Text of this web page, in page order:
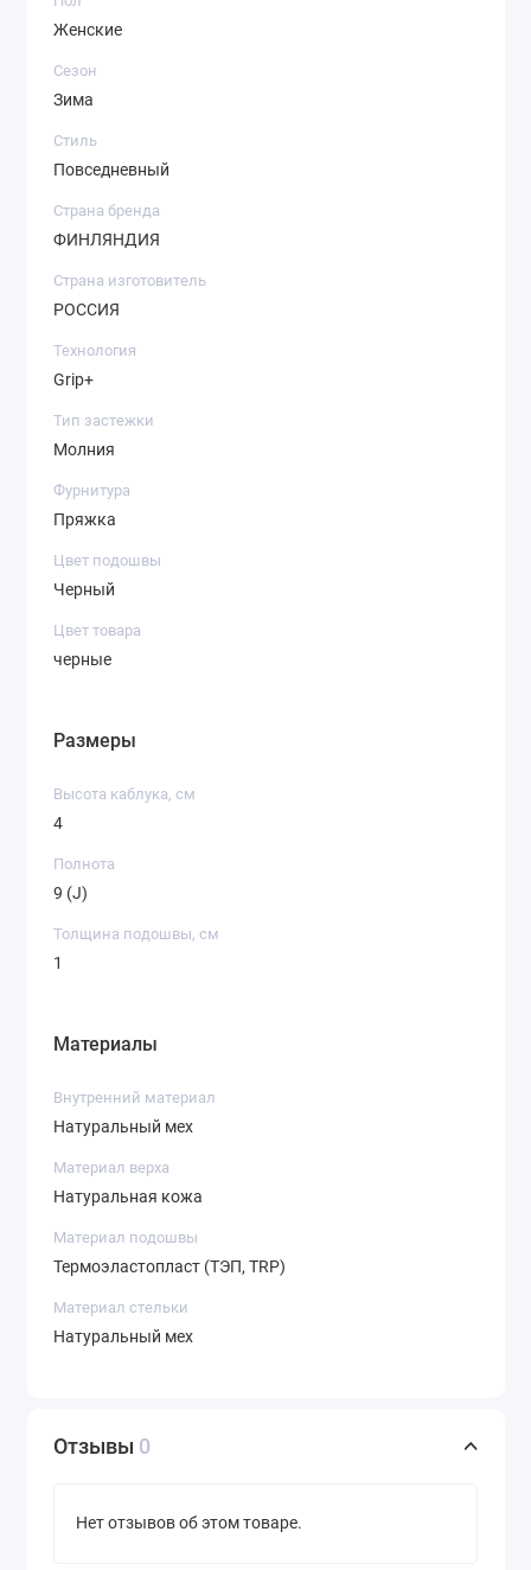
Женские
Сезон
Зима
Стиль
Повседневный
Страна бренда
ФИНЛЯНДИЯ
Страна изготовитель
РОССИЯ
Технология
Grip+
Тип застежки
Молния
Фурнитура
Пряжка
Цвет подошвы
Черный
Цвет товара
черные
Размеры
Высота каблука, см
4
Полнота
9 (J)
Толщина подошвы, см
1
Материалы
Внутренний материал
Натуральный мех
Материал верха
Натуральная кожа
Материал подошвы
Термоэластопласт (ТЭП, TRP)
Материал стельки
Натуральный мех
Отзывы 0
Нет отзывов об этом товаре.